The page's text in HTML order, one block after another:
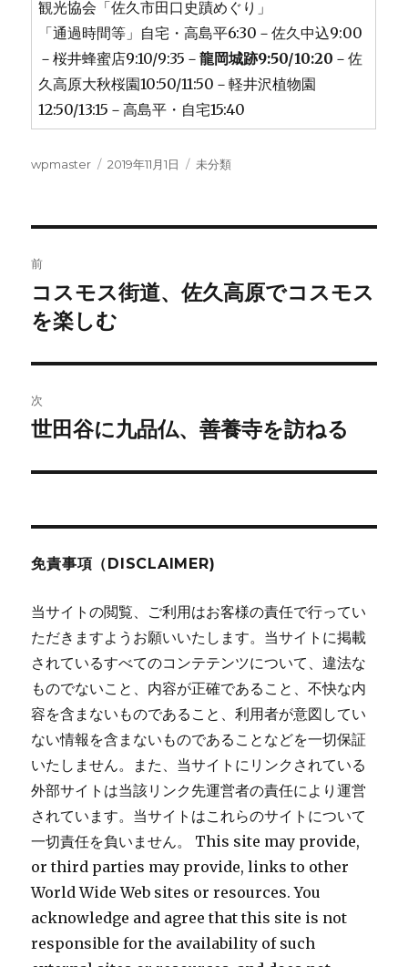
観光協会「佐久市田口史蹟めぐり」
「通過時間等」自宅・高島平6:30－佐久中込9:00
－桜井蜂蜜店9:10/9:35－龍岡城跡9:50/10:20 －佐
久高原大秋桜園10:50/11:50－軽井沢植物園
12:50/13:15－高島平・自宅15:40
投
wpmaster
投
2019年11月1日
カ
未分類
稿
ナ
ビ
ゲ
ー
シ
ン
前
前
の
稿:
コスモス街道、佐久高原でコスモス
を楽しむ
次
次
投
世田谷に九品仏、善養寺を訪ねる
免責事項（DISCLAIMER)
当サイトの閲覧、ご利用はお客様の責任で行ってい
ただきますようお願いいたします。当サイトに掲載
されているすべてのコンテテンツについて、違法な
ものでないこと、内容が正確であること、不快な内
容を含まないものであること、利用者が意図してい
ない情報を含まないものであることなどを一切保証
いたしません。また、当サイトにリンクされている
外部サイトは当該リンク先運営者の責任により運営
されています。当サイトはこれらのサイトについて
一切責任を負いません。 This site may provide,
or third parties may provide, links to other
World Wide Web sites or resources. You
acknowledge and agree that this site is not
responsible for the availability of such